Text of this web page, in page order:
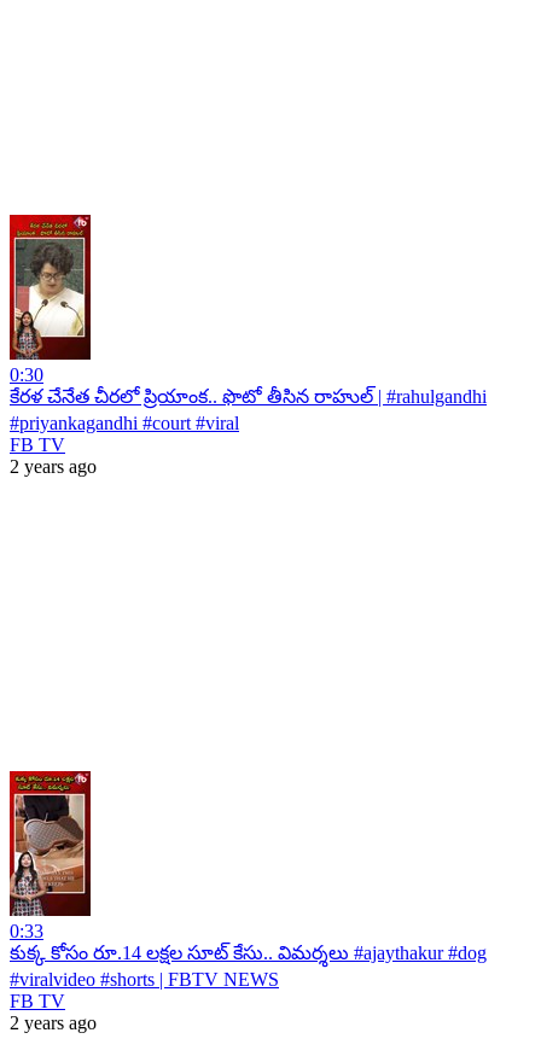
0:30
కేరళ చేనేత చీరలో ప్రియాంక.. ఫొటో తీసిన రాహుల్ | #rahulgandhi
#priyankagandhi #court #viral
FB TV
2 years ago
0:33
కుక్క కోసం రూ.14 లక్షల సూట్ కేసు.. విమర్శలు #ajaythakur #dog
#viralvideo #shorts | FBTV NEWS
FB TV
2 years ago